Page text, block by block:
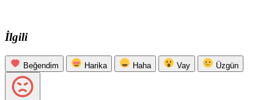
İlgili
Beğendim Harika Haha Vay Üzgün